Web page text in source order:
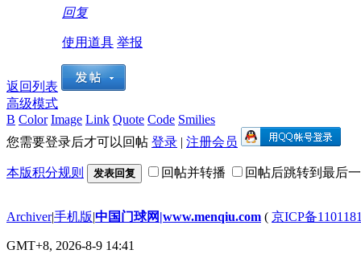
回复
使用道具 举报
返回列表
高级模式
B Color Image Link Quote Code Smilies
您需要登录后才可以回帖 登录 | 注册会员
本版积分规则 发表回复 回帖并转播 回帖后跳转到最后
Archiver|手机版|中国门球网|www.menqiu.com ( 京ICP备
GMT+8, 2026-8-9 14:41